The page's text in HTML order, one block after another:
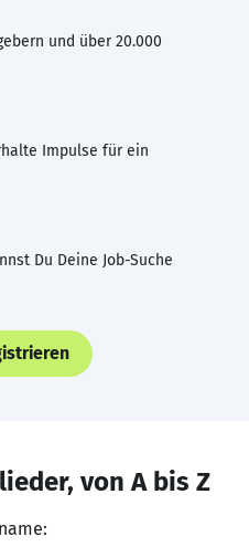
und über 20.000
Impulse für ein
Du Deine Job-Suche
von A bis Z